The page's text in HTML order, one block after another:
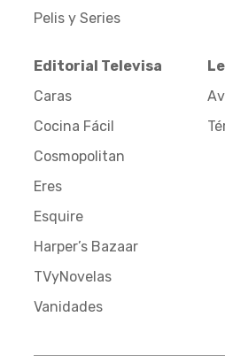
Pelis y Series
Editorial Televisa
Caras
Cocina Fácil
Cosmopolitan
Eres
Esquire
Harper’s Bazaar
TVyNovelas
Vanidades